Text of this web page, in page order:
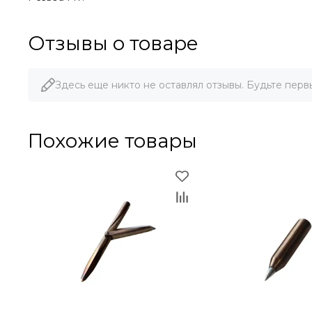
Отзывы о товаре
Здесь еще никто не оставлял отзывы. Будьте
Похожие товары